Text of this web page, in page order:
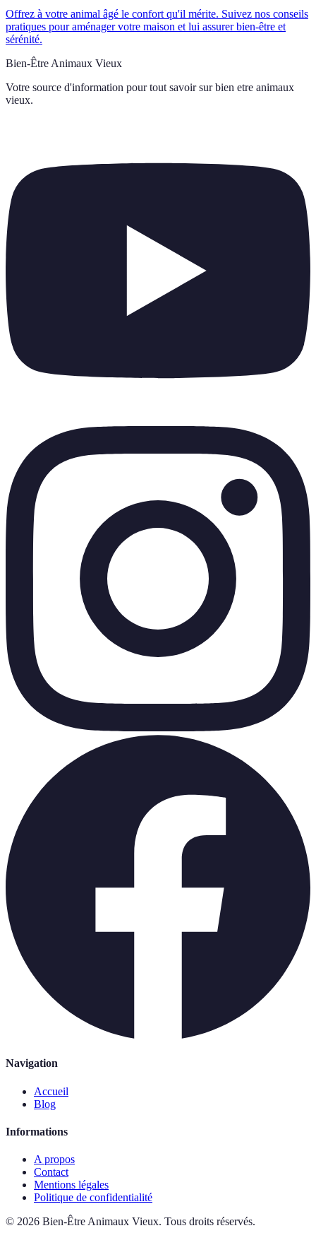
Offrez à votre animal âgé le confort qu'il mérite. Suivez nos conseils
pratiques pour aménager votre maison et lui assurer bien-être et
sérénité.
Bien-Être Animaux Vieux
Votre source d'information pour tout savoir sur bien etre animaux
vieux.
Navigation
Accueil
Blog
Informations
A propos
Contact
Mentions légales
Politique de confidentialité
© 2026 Bien-Être Animaux Vieux. Tous droits réservés.